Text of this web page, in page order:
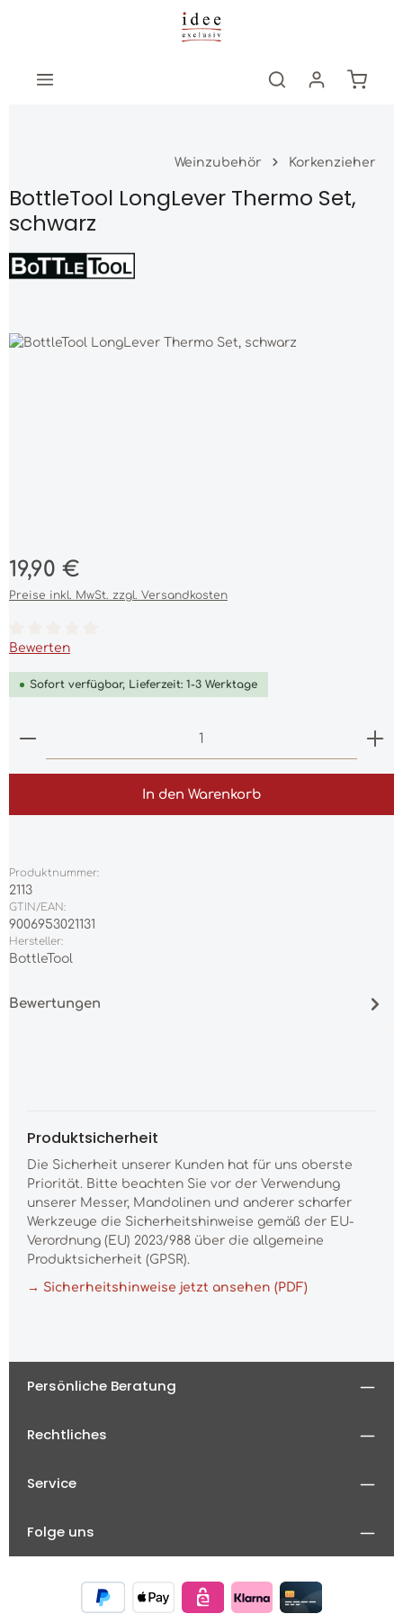
Zum Hauptinhalt springen
Weinzubehör Korkenzieher
BottleTool LongLever Thermo Set,
schwarz
Bildergalerie überspringen
Regulärer Preis:
19,90 €
Preise inkl. MwSt. zzgl. Versandkosten
Durchschnittliche Bewertung von 0 von 5 Sternen
Bewerten
Sofort verfügbar, Lieferzeit: 1-3 Werktage
Produkt Anzahl: Gib den gewünschten Wert
In den Warenkorb
Produktnummer:
2113
GTIN/EAN:
9006953021131
Hersteller:
BottleTool
Bewertungen
Produktsicherheit
Die Sicherheit unserer Kunden hat für uns oberste
Priorität. Bitte beachten Sie vor der Verwendung
unserer Messer, Mandolinen und anderer scharfer
Werkzeuge die Sicherheitshinweise gemäß der EU-
Verordnung (EU) 2023/988 über die allgemeine
Produktsicherheit (GPSR).
→ Sicherheitshinweise jetzt ansehen (PDF)
Persönliche Beratung
Rechtliches
Service
Folge uns